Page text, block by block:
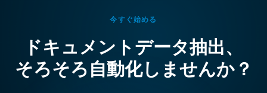
今すぐ始める
ドキュメントデータ抽出、
そろそろ自動化しませんか？